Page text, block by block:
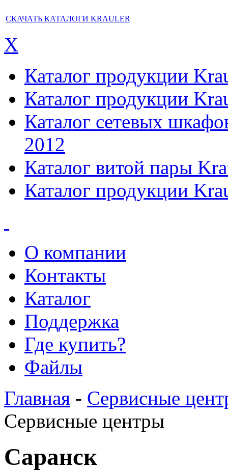
СКАЧАТЬ КАТАЛОГИ KRAULER
X
Каталог продукции
Каталог продукции
Каталог сетевых
2012
Каталог витой пары
Каталог продукции
О компании
Контакты
Каталог
Поддержка
Где купить?
Файлы
Главная - Сервисные
Сервисные центры
Саранск